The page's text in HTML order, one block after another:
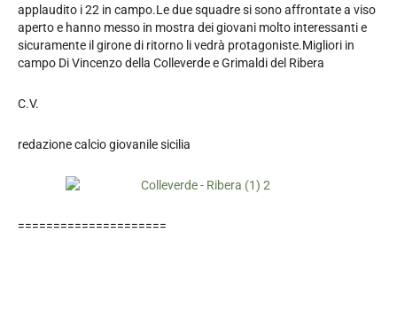
applaudito i 22 in campo.Le due squadre si sono affrontate a viso
aperto e hanno messo in mostra dei giovani molto interessanti e
sicuramente il girone di ritorno li vedrà protagoniste.Migliori in
campo Di Vincenzo della Colleverde e Grimaldi del Ribera
C.V.
redazione calcio giovanile sicilia
=====================